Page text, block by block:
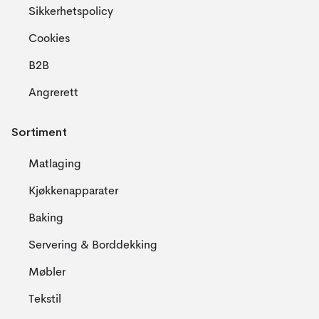
Sikkerhetspolicy
Cookies
B2B
Angrerett
Sortiment
Matlaging
Kjøkkenapparater
Baking
Servering & Borddekking
Møbler
Tekstil